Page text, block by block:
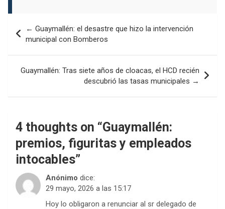
de
entradas
← Guaymallén: el desastre que hizo la intervención
municipal con Bomberos
Guaymallén: Tras siete años de cloacas, el HCD recién
descubrió las tasas municipales →
4 thoughts on “Guaymallén:
premios, figuritas y empleados
intocables”
Anónimo dice:
29 mayo, 2026 a las 15:17
Hoy lo obligaron a renunciar al sr delegado de